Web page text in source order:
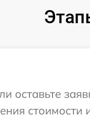
оставьте